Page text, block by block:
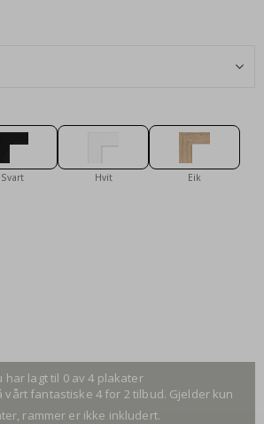
Svart Hvit Eik
har lagt til 0 av 4 plakater
vårt fantastiske 4 for 2 tilbud. Gjelder kun
rammer er ikke inkludert.